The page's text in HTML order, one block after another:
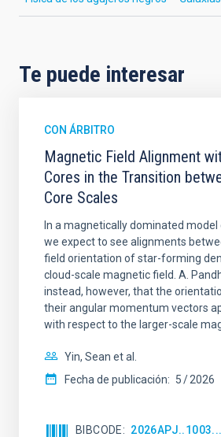
Te puede interesar
CON ÁRBITRO
Magnetic Field Alignment
Cores in the Transition
Core Scales
In a magnetically dominated
we expect to see alignments
field orientation of star-forming
cloud-scale magnetic field. A.
instead, however, that the
their angular momentum vectors
with respect to the larger-scale
Yin, Sean et al.
Fecha de publicación: 5 2026
BIBCODE